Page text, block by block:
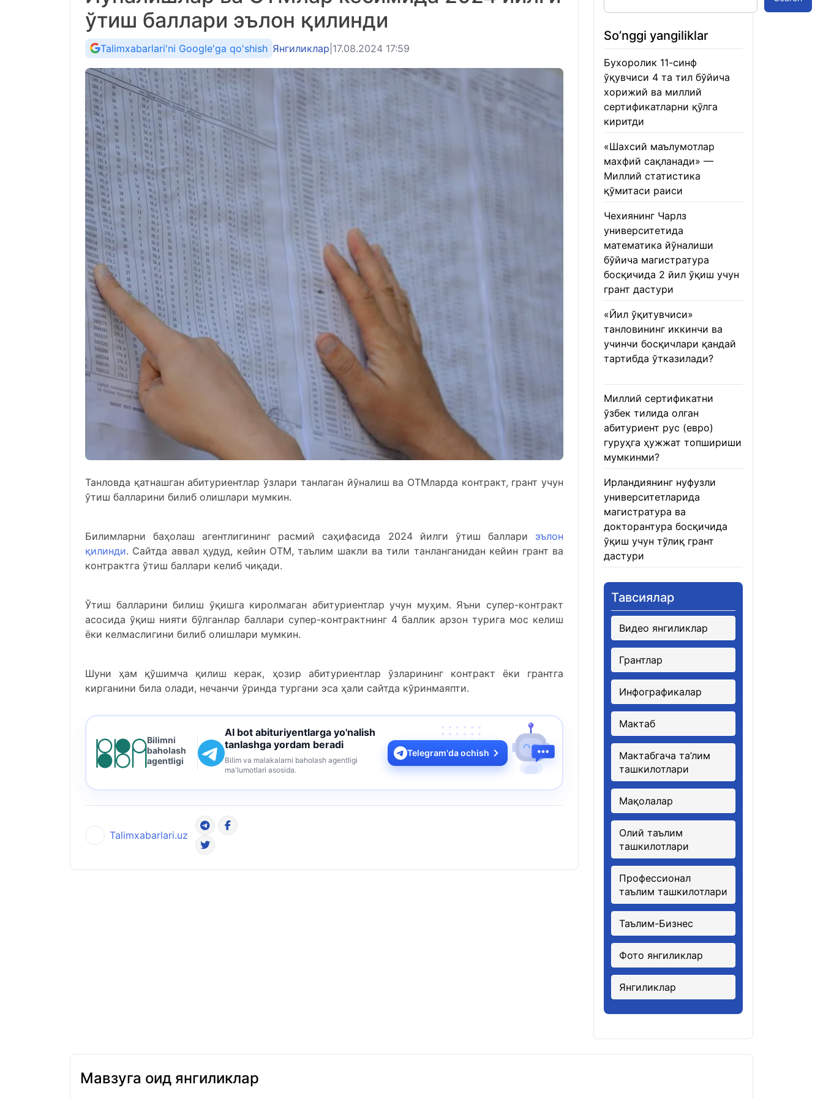
ўтиш баллари эълон қилинди
Talimxabarlari'ni Google'ga qo'shish Янгиликлар 17.08.2024 17:59
Танловда қатнашган абитуриентлар ўзлари танлаган йўналиш ва ОТМларда контракт, грант учун
ўтиш балларини билиб олишлари мумкин.
Билимларни баҳолаш агентлигининг расмий саҳифасида 2024 йилги ўтиш баллари эълон
қилинди. Сайтда аввал ҳудуд, кейин ОТМ, таълим шакли ва тили танланганидан кейин грант ва
контрактга ўтиш баллари келиб чиқади.
Ўтиш балларини билиш ўқишга киролмаган абитуриентлар учун муҳим. Яъни супер-контракт
асосида ўқиш нияти бўлганлар баллари супер-контрактнинг 4 баллик арзон турига мос келиш
ёки келмаслигини билиб олишлари мумкин.
Шуни ҳам қўшимча қилиш керак, ҳозир абитуриентлар ўзларининг контракт ёки грантга
кирганини била олади, нечанчи ўринда тургани эса ҳали сайтда кўринмаяпти.
Bilimni
baholash
agentligi
AI bot abituriyentlarga yo'nalish
tanlashga yordam beradi
Bilim va malakalarni baholash agentligi
ma'lumotlari asosida.
Telegram'da ochish
Talimxabarlari.uz
So’nggi yangiliklar
Бухоролик 11-синф
ўқувчиси 4 та тил бўйича
хорижий ва миллий
сертификатларни қўлга
киритди
«Шахсий маълумотлар
махфий сақланади» —
Миллий статистика
қўмитаси раиси
Чехиянинг Чарлз
университетида
математика йўналиши
бўйича магистратура
босқичида 2 йил ўқиш учун
грант дастури
«Йил ўқитувчиси»
танловининг иккинчи ва
учинчи босқичлари қандай
тартибда ўтказилади?
Миллий сертификатни
ўзбек тилида олган
абитуриент рус (евро)
гуруҳга ҳужжат топшириши
мумкинми?
Ирландиянинг нуфузли
университетларида
магистратура ва
докторантура босқичида
ўқиш учун тўлиқ грант
дастури
Тавсиялар
Видео янгиликлар
Грантлар
Инфографикалар
Мактаб
Мактабгача та’лим
ташкилотлари
Мақолалар
Олий таълим
ташкилотлари
Профессионал
таълим ташкилотлари
Таълим-Бизнес
Фото янгиликлар
Янгиликлар
Мавзуга оид янгиликлар